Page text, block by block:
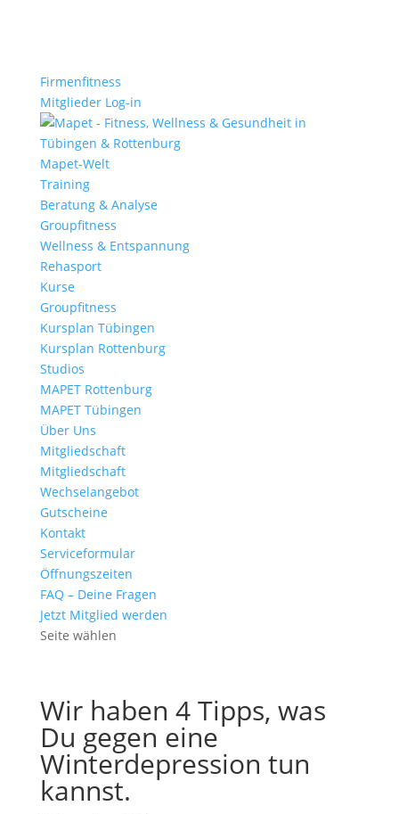
Firmenfitness
Mitglieder Log-in
Mapet-Welt
Training
Beratung & Analyse
Groupfitness
Wellness & Entspannung
Rehasport
Kurse
Groupfitness
Kursplan Tübingen
Kursplan Rottenburg
Studios
MAPET Rottenburg
MAPET Tübingen
Über Uns
Mitgliedschaft
Mitgliedschaft
Wechselangebot
Gutscheine
Kontakt
Serviceformular
Öffnungszeiten
FAQ – Deine Fragen
Jetzt Mitglied werden
Seite wählen
Wir haben 4 Tipps, was
Du gegen eine
Winterdepression tun
kannst.